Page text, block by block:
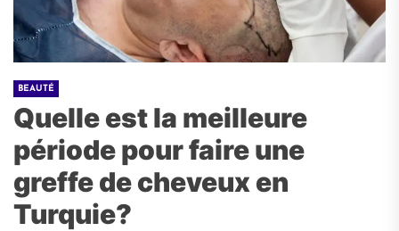
BEAUTÉ
Quelle est la meilleure
période pour faire une
greffe de cheveux en
Turquie?